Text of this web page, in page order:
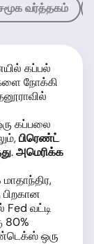
வர்த்தகம்
கப்பல்
நோக்கி
கப்பலை
பிரெண்ட்
.அமெரிக்க
Fed வட்டி
80%
ஒரு